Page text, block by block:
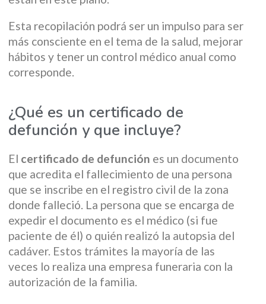
Esta recopilación podrá ser un impulso para ser
más consciente en el tema de la salud, mejorar
hábitos y tener un control médico anual como
corresponde.
¿Qué es un certificado de
defunción y que incluye?
El certificado de defunción es un documento
que acredita el fallecimiento de una persona
que se inscribe en el registro civil de la zona
donde falleció. La persona que se encarga de
expedir el documento es el médico (si fue
paciente de él) o quién realizó la autopsia del
cadáver. Estos trámites la mayoría de las
veces lo realiza una empresa funeraria con la
autorización de la familia.